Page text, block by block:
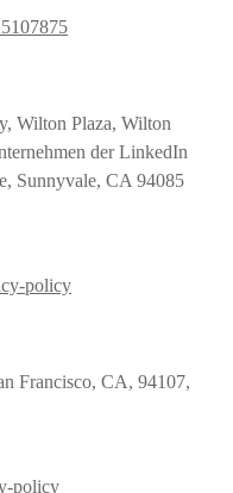
Wilton Plaza, Wilton
der LinkedIn
Sunnyvale, CA 94085
policy
Francisco, CA, 94107,
policy